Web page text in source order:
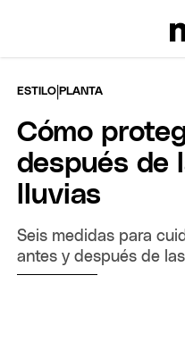
ESTILO |PLANTA
Cómo
después de
lluvias
Seis medidas para
antes y después de